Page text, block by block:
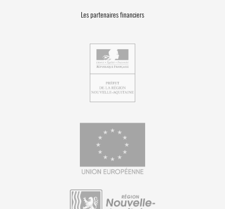
Les partenaires financiers